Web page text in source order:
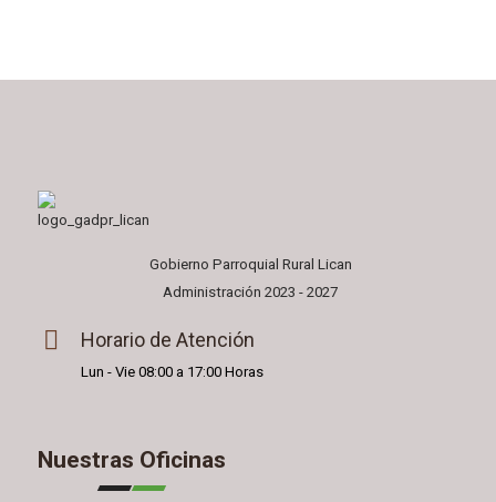
Gobierno Parroquial Rural Lican
Administración 2023 - 2027
Horario de Atención
Lun - Vie 08:00 a 17:00 Horas
Nuestras Oficinas